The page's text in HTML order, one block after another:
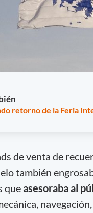
retorno de la Feria
de venta de
también
queasesoraba al